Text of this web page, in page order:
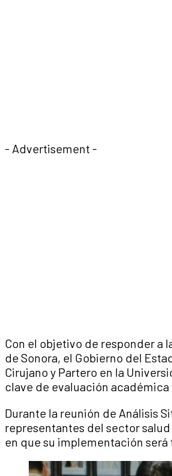
- Advertisement -
Con el objetivo de responder a
de Sonora, el Gobierno del
Cirujano y Partero en la
clave de evaluación académica
Durante la reunión de Análisis
representantes del sector
en que su implementación